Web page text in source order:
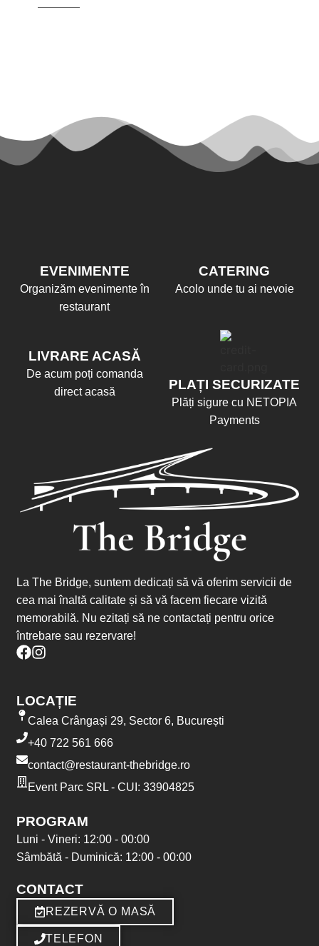
EVENIMENTE
Organizăm evenimente în
restaurant
CATERING
Acolo unde tu ai nevoie
LIVRARE ACASĂ
De acum poți comanda
direct acasă
PLAȚI SECURIZATE
Plăți sigure cu NETOPIA
Payments
La The Bridge, suntem dedicați să vă oferim servicii de
cea mai înaltă calitate și să vă facem fiecare vizită
memorabilă. Nu ezitați să ne contactați pentru orice
întrebare sau rezervare!
LOCAȚIE
Calea Crângași 29, Sector 6, București
+40 722 561 666
contact@restaurant-thebridge.ro
Event Parc SRL - CUI: 33904825
PROGRAM
Luni - Vineri: 12:00 - 00:00
Sâmbătă - Duminică: 12:00 - 00:00
CONTACT
REZERVĂ O MASĂ
TELEFON